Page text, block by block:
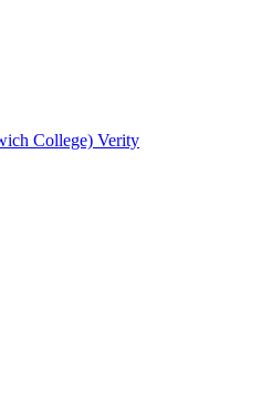
College) Verity